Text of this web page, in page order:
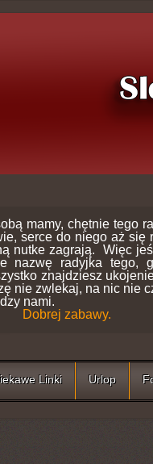
mamy, chętnie tego
serce do niego aż się
nutke zagrają. Więc
nazwę radyjka tego,
znajdziesz
nie zwlekaj, na nic nie
nami.
Dobrej zabawy.
Linki Urlop